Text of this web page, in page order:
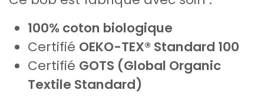
100% coton biologique
Certifié OEKO-TEX® Standard 100
Certifié GOTS (Global Organic
Textile Standard)